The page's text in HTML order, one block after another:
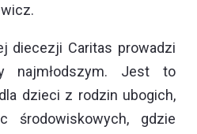
diecezji Caritas prowadzi
najmłodszym. Jest to
dzieci z rodzin ubogich,
środowiskowych, gdzie